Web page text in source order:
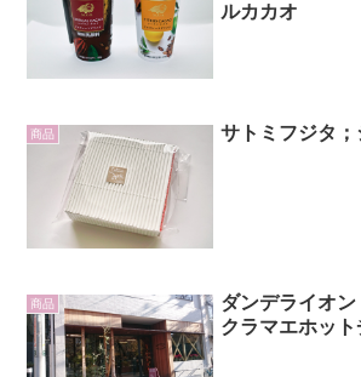
ルカカオ
商品 サトミフジタ
商品
ダンデライオン
クラマエホット